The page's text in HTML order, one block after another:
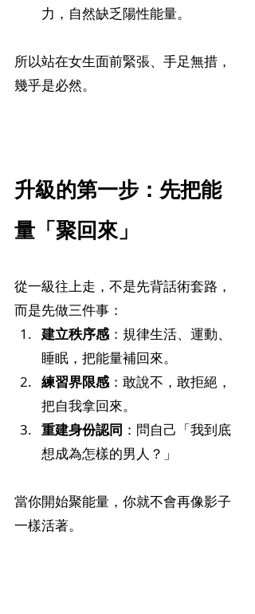
力，自然缺乏陽性能量。
所以站在女生面前緊張、手足無措，
幾乎是必然。
升級的第一步：先把能
量「聚回來」
從一級往上走，不是先背話術套路，
而是先做三件事：
建立秩序感：規律生活、運動、
睡眠，把能量補回來。
練習界限感：敢說不，敢拒絕，
把自我拿回來。
重建身份認同 ：問自己「我到底
想成為怎樣的男人？」
當你開始聚能量，你就不會再像影子
一樣活著。